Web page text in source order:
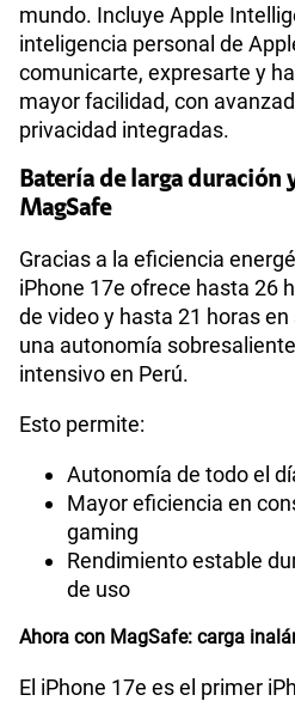
mundo. Incluye Apple
inteligencia personal de
comunicarte, expresarte y
mayor facilidad, con
privacidad integradas.
Batería de larga duración
MagSafe
Gracias a la eficiencia
iPhone 17e ofrece hasta 26
de video y hasta 21 horas
una autonomía
intensivo en Perú.
Esto permite:
Autonomía de todo el
Mayor eficiencia en
gaming
Rendimiento estable
de uso
Ahora con MagSafe: carga
El iPhone 17e es el primer